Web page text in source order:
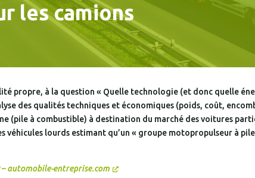
les camions
propre, à la question « Quelle technologie (et donc quelle
des qualités techniques et économiques (poids, coût,
(pile à combustible) à destination du marché des voitures
véhicules lourds estimant qu’un « groupe motopropulseur à
– automobile-entreprise.com